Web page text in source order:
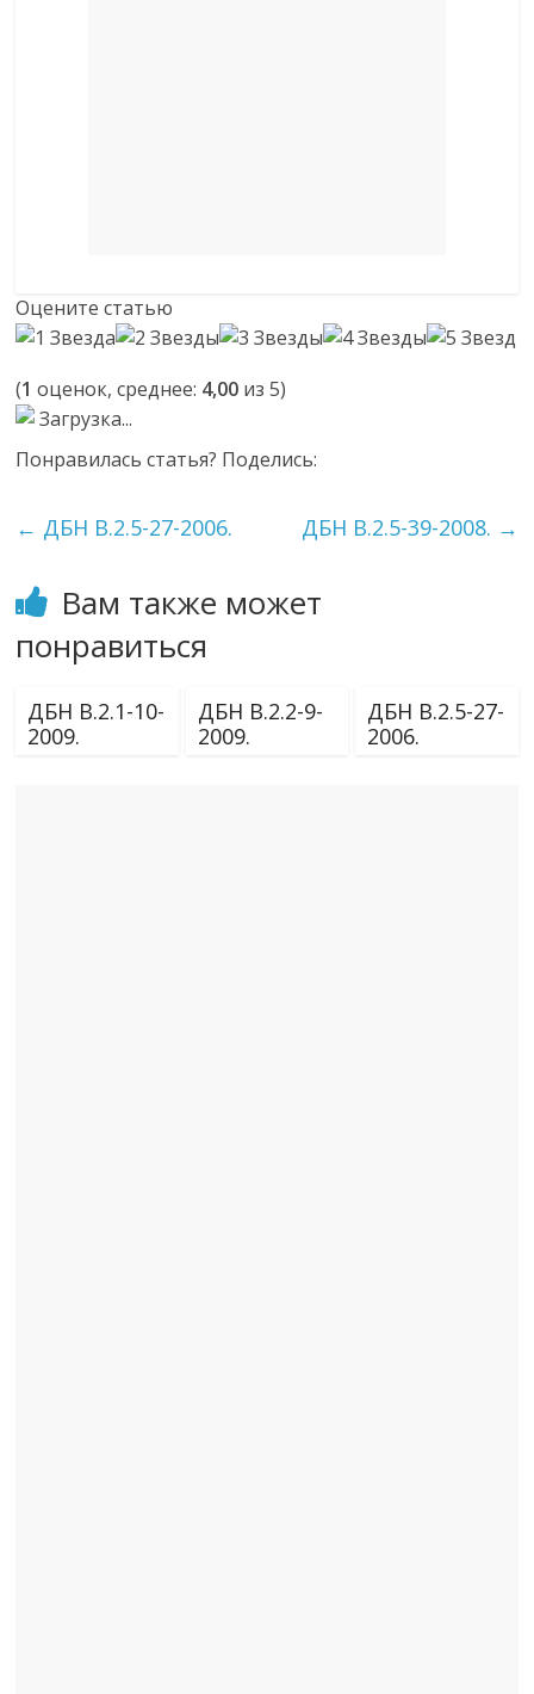
Оцените статью
(1 оценок, среднее: 4,00 из 5)
Загрузка...
Понравилась статья? Поделись:
← ДБН В.2.5-27-2006. ДБН В.2.5-39-2008. →
Вам также может
понравиться
ДБН В.2.1-10-
2009.
ДБН В.2.2-9-
2009.
ДБН В.2.5-27-
2006.